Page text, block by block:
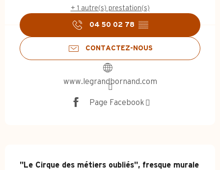
+ 1 autre(s) prestation(s)
04 50 02 78 ▒▒
CONTACTEZ-NOUS
www.legrandbornand.com
Page Facebook
Description
"Le Cirque des métiers oubliés", fresque murale